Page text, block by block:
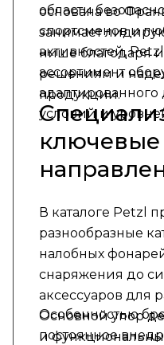
основана во
занимает
нише благодаря
решениям и
продукции.
области
спортсменов и
активностей,
ассортимент
условий и
ключевые
В каталоге Petzl
разнообразные
налобных
снаряжения до
аксессуаров для
Основной упор
и
Особенностью
постоянное